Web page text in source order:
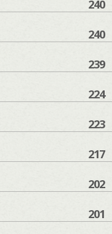
240
240
239
224
223
217
202
201